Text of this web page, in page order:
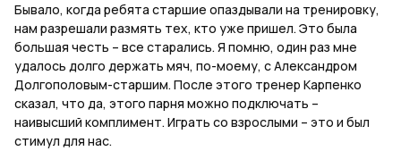
Бывало, когда ребята старшие опаздывали на тренировку,
нам разрешали размять тех, кто уже пришел. Это была
большая честь – все старались. Я помню, один раз мне
удалось долго держать мяч, по-моему, с Александром
Долгополовым-старшим. После этого тренер Карпенко
сказал, что да, этого парня можно подключать –
наивысший комплимент. Играть со взрослыми – это и был
стимул для нас.